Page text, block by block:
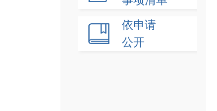
依申请
公开